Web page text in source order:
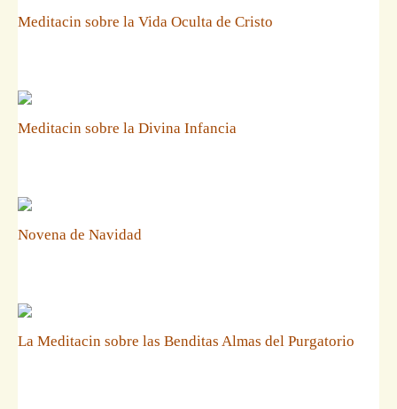
Meditacin sobre la Vida Oculta de Cristo
Meditacin sobre la Divina Infancia
Novena de Navidad
La Meditacin sobre las Benditas Almas del Purgatorio